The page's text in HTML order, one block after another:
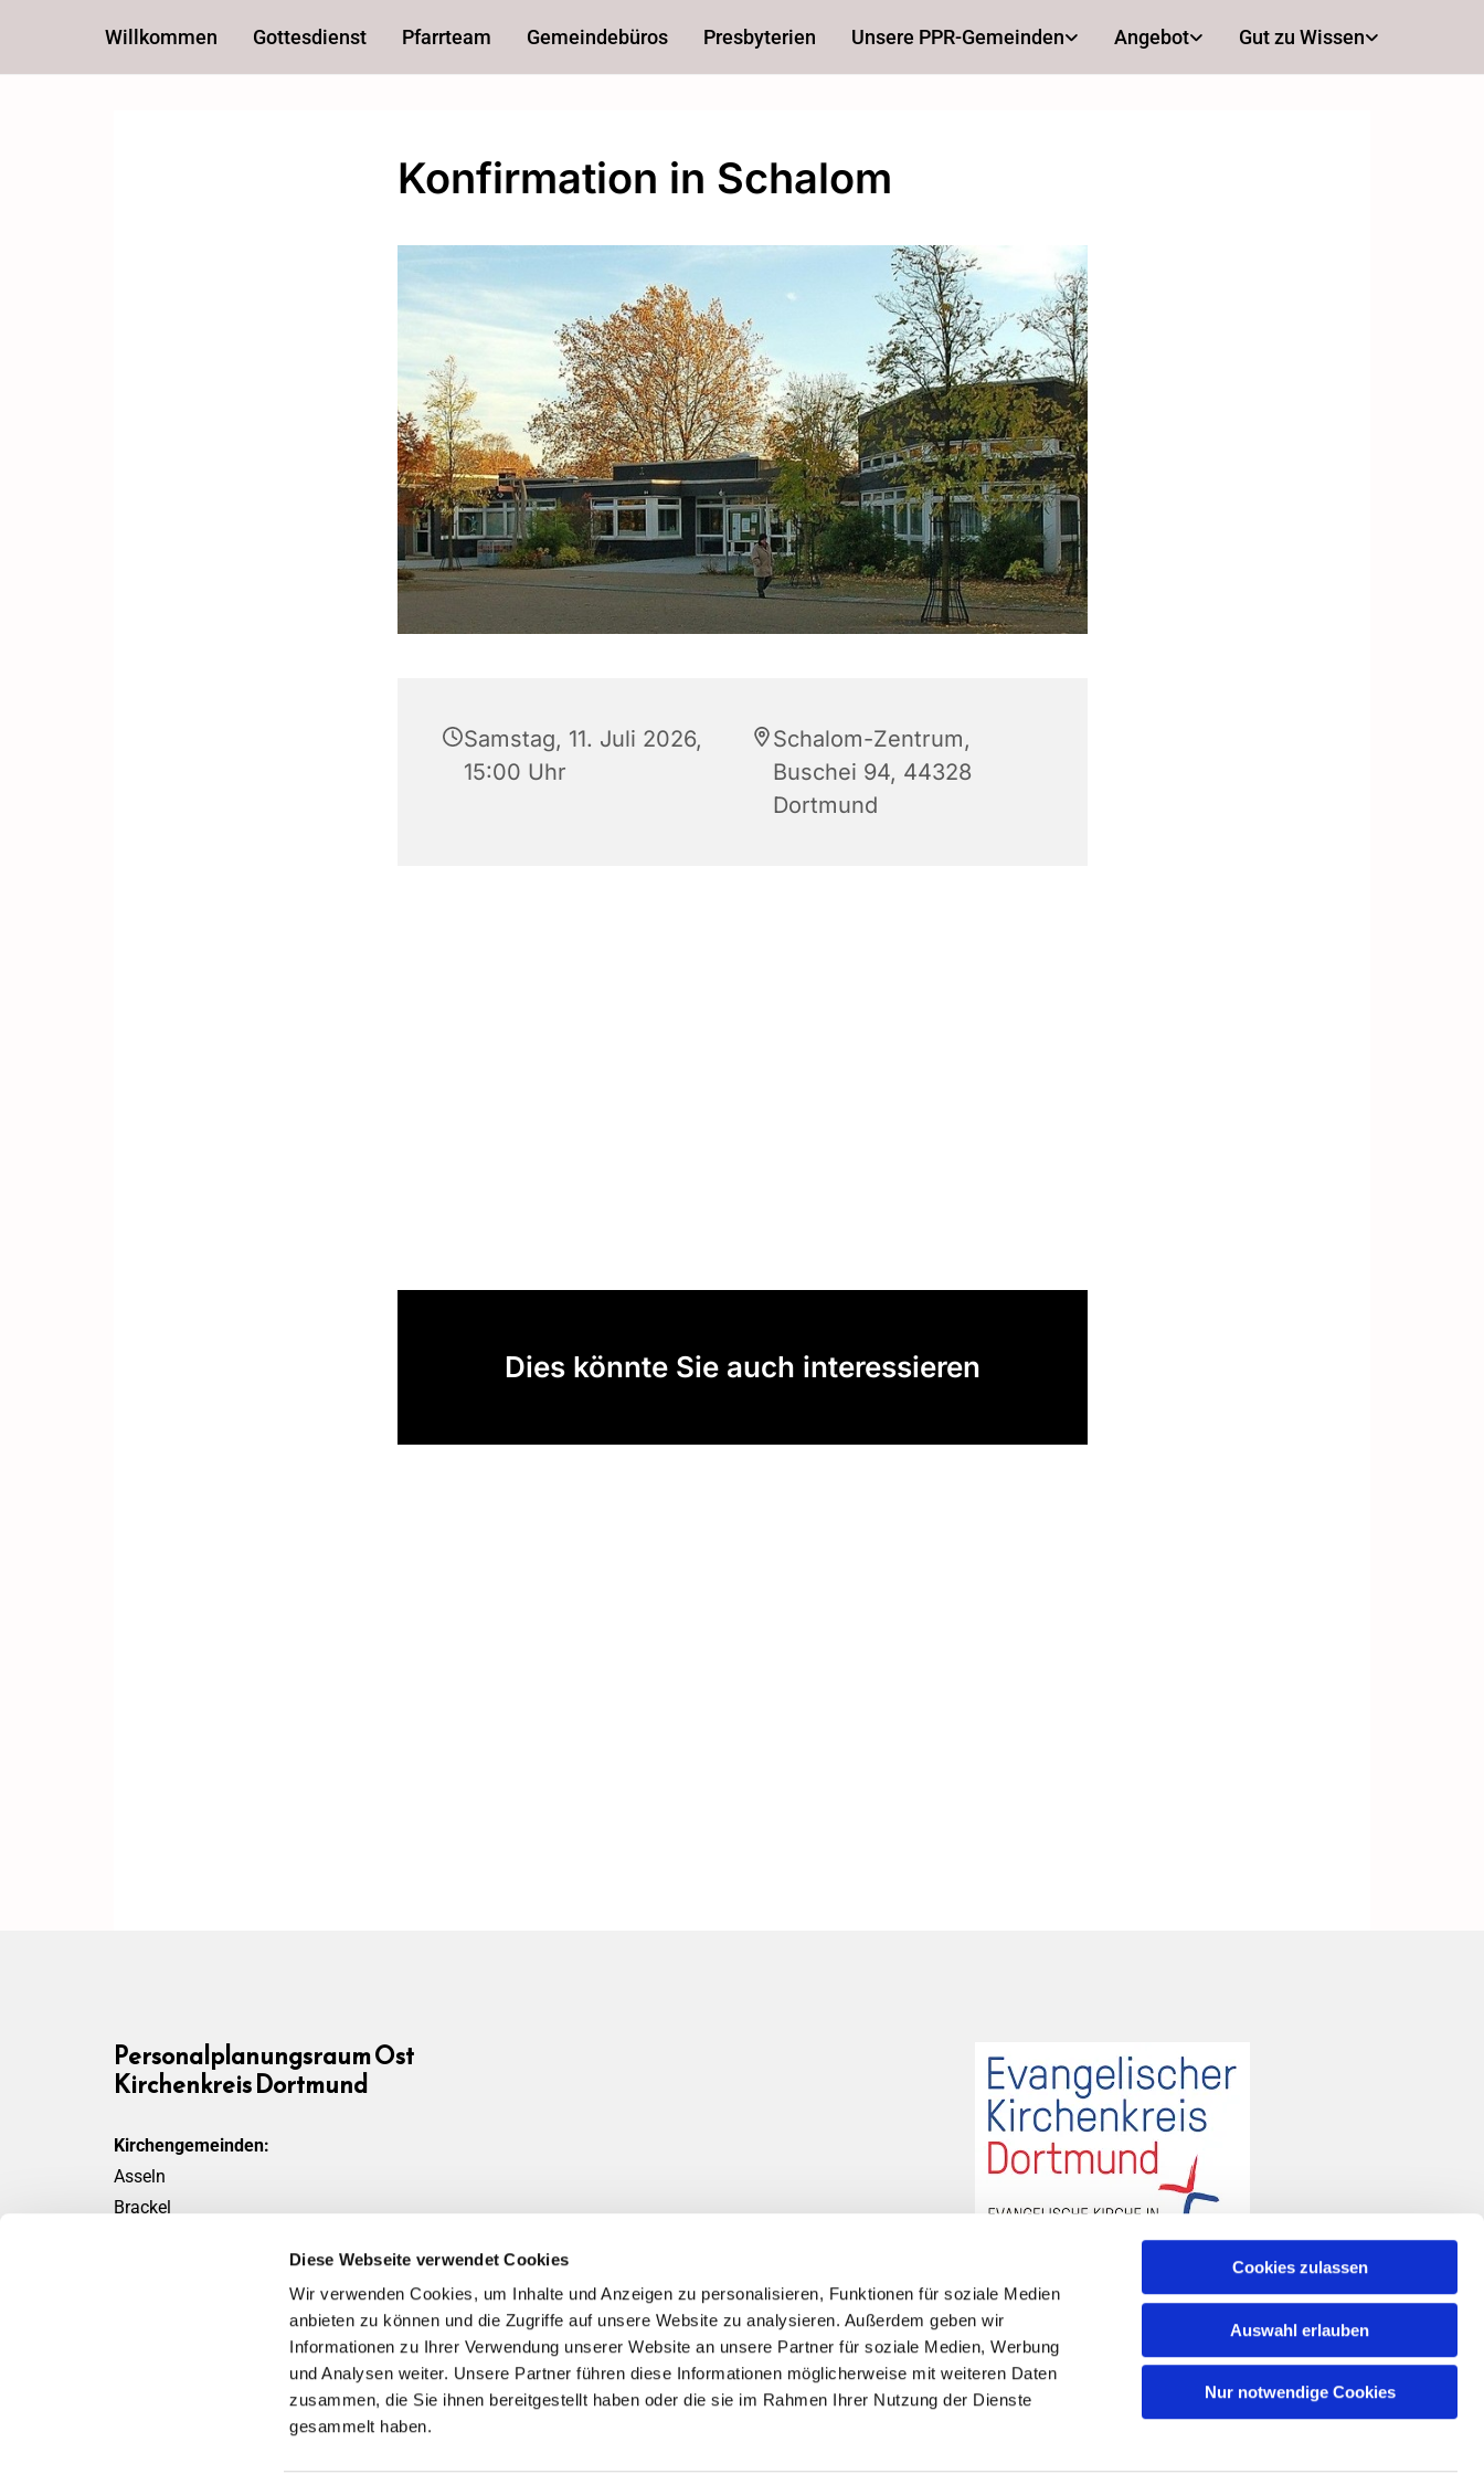
Diese Webseite verwendet Cookies
Wir verwenden Cookies, um Inhalte und Anzeigen zu personalisieren, Funktionen für soziale Medien
anbieten zu können und die Zugriffe auf unsere Website zu analysieren. Außerdem geben wir
Informationen zu Ihrer Verwendung unserer Website an unsere Partner für soziale Medien, Werbung
und Analysen weiter. Unsere Partner führen diese Informationen möglicherweise mit weiteren Daten
zusammen, die Sie ihnen bereitgestellt haben oder die sie im Rahmen Ihrer Nutzung der Dienste
gesammelt haben.
Cookies zulassen
Auswahl erlauben
Nur notwendige Cookies
Willkommen Gottesdienst Pfarrteam Gemeindebüros Presbyterien Unsere PPR-Gemeinden Angebot Gut zu Wissen
Konfirmation in Schalom
Samstag, 11. Juli 2026,
15:00 Uhr
Schalom-Zentrum,
Buschei 94, 44328
Dortmund
Dies könnte Sie auch interessieren
Personalplanungsraum Ost
Kirchenkreis Dortmund
Kirchengemeinden:
Asseln
Brackel